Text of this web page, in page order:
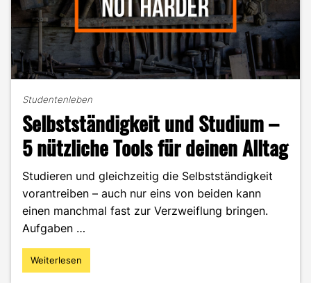
Studentenleben
Selbstständigkeit und Studium –
5 nützliche Tools für deinen Alltag
Studieren und gleichzeitig die Selbstständigkeit
vorantreiben – auch nur eins von beiden kann
einen manchmal fast zur Verzweiflung bringen.
Aufgaben …
"Selbstständigkeit
und
Weiterlesen